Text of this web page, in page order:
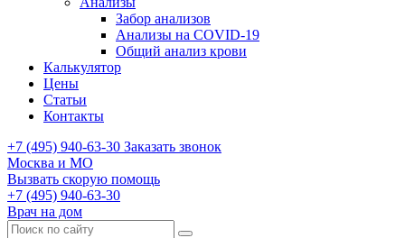
Забор анализов
Анализы на COVID-19
Общий анализ крови
Калькулятор
Цены
Статьи
Контакты
+7 (495) 940-63-30 Заказать звонок
Москва и МО
Вызвать скорую помощь
+7 (495) 940-63-30
Врач на дом